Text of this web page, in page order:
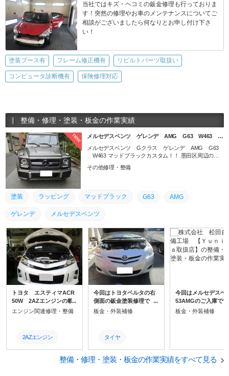
当社ではキズ・ヘコミの鈑金修理も行っておりま
す！突然の修理やお車のメンテナンスについてご
相談がございましたら何なりとお申し付け下さ
い！
塗装ブース有 フレーム修正機有 リビルトパーツ取扱い
コンピュータ診断機有 保険修理対応
整備・修理・塗装・板金の作業実績
new
メルセデスベンツ ゲレンデ AMG G63 W463 …
メルセデスベンツ Gクラス ゲレンデ AMG G63
W463 マッドブラックカスタム！！ 墨田区周辺の車
し・パーツ取付など、弊社にお任せ下さい！ gooで中
こちらから！！是非ご覧ください！！ →http://matsuda-
motors.com ホームページ：「墨田区 車検」でご検索
その他修理・整備
塗装 ラッピング マッドブラック G63 AMG
ゲレンデ メルセデスベンツ
トヨタ エスティマACR
50W 2AZエンジンの載
せ替えを実施！！墨田区
取付など、弊社にお任せ
下さい！ gooで中古車も
販売しております。 http
エンジン関連修理・整備
2AZエンジン
今回はトヨタベルタの右
側面の鈑金塗装修理で
す。 保険適用での修理な
理ができないということ
で、 弊社にご相談いただ
きました。 中古部品を多
板金・外装補修
タイヤ
トヨタ
今回はメルセデスベ
53AMGのご入庫で
リアバンパー左側と
て部品交換したいと
ですが、費用が高額
板金・外装補修
整備・修理・塗装・板金の作業実績をすべて見る